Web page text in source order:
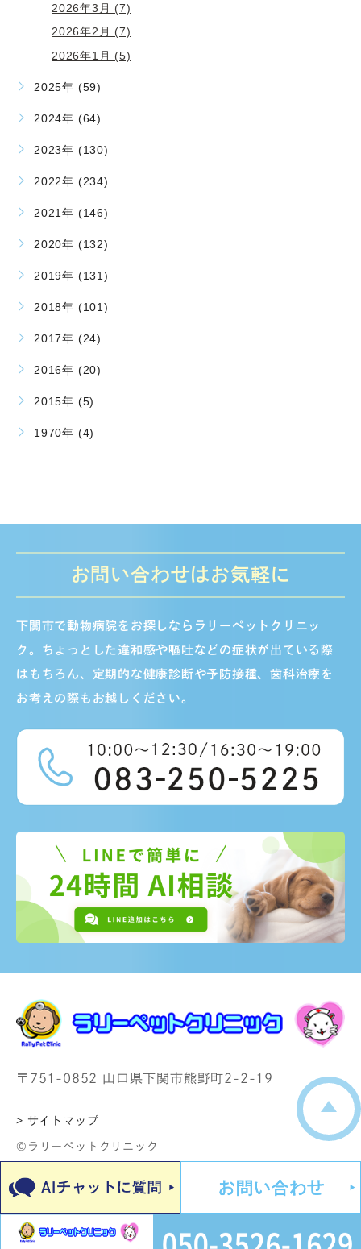
2026年3月 (7)
2026年2月 (7)
2026年1月 (5)
2025年 (59)
2024年 (64)
2023年 (130)
2022年 (234)
2021年 (146)
2020年 (132)
2019年 (131)
2018年 (101)
2017年 (24)
2016年 (20)
2015年 (5)
1970年 (4)
お問い合わせはお気軽に
下関市で動物病院をお探しならラリーペットクリニッ
ク。ちょっとした違和感や嘔吐などの症状が出ている際
はもちろん、定期的な健康診断や予防接種、歯科治療を
お考えの際もお越しください。
〒751-0852 山口県下関市熊野町2-2-19
> サイトマップ
©ラリーペットクリニック